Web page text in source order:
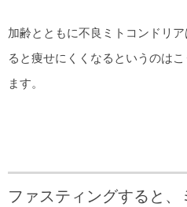
加齢とともに不良ミトコンドリ
ると痩せにくくなるというのは
ます。
ファスティングすると